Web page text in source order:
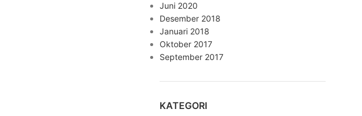
Juni 2020
Desember 2018
Januari 2018
Oktober 2017
September 2017
KATEGORI